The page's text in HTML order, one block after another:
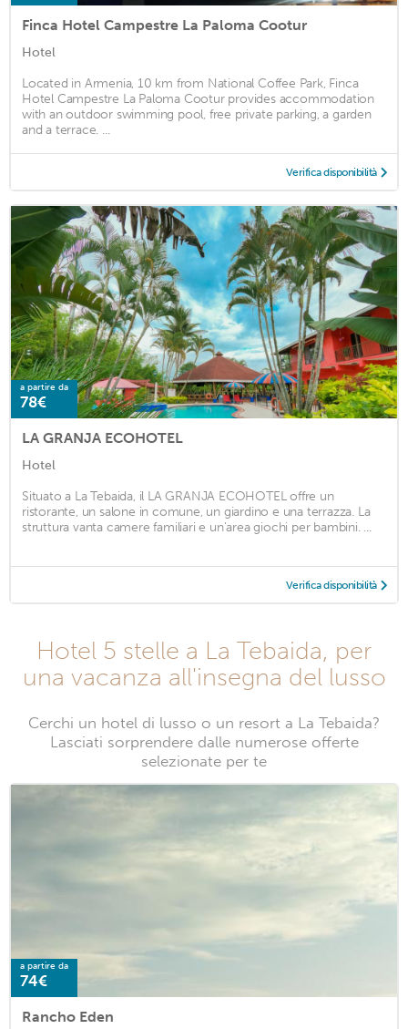
Finca Hotel Campestre La Paloma Cootur
Hotel
Located in Armenia, 10 km from National Coffee Park, Finca
Hotel Campestre La Paloma Cootur provides accommodation
with an outdoor swimming pool, free private parking, a garden
and a terrace. ...
Verifica disponibilità
a partire da
78€
LA GRANJA ECOHOTEL
Hotel
Situato a La Tebaida, il LA GRANJA ECOHOTEL offre un
ristorante, un salone in comune, un giardino e una terrazza. La
struttura vanta camere familiari e un'area giochi per bambini. ...
Verifica disponibilità
Hotel 5 stelle a La Tebaida, per
una vacanza all'insegna del lusso
Cerchi un hotel di lusso o un resort a La Tebaida?
Lasciati sorprendere dalle numerose offerte
selezionate per te
a partire da
74€
Rancho Eden